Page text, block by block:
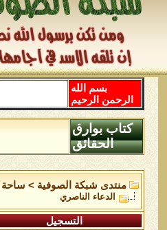
بسم الله
الرحمن الرحيم
كتاب بوارق
الحقائق
منتدى شبكة الصوفية > ساحة
الدعاء الناصري
التسجيل